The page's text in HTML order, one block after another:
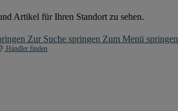
Artikel für Ihren Standort zu sehen.
Zur Suche springen Zum Menü springen
Händler finden